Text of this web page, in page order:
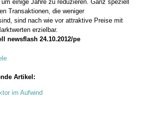
um einige Jahre zu reduzieren. Ganz speziell
Transaktionen, die weniger
sind nach wie vor attraktive Preise mit
erzielbar.
newsflash 24.10.2012/pe
Artikel:
im Aufwind